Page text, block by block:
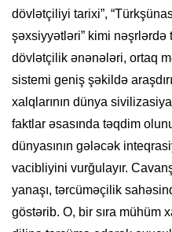
dövlətçiliyi tarixi”,
şəxsiyyətləri” kimi nəşrlərdə
dövlətçilik ənənələri, ortaq
sistemi geniş şəkildə
xalqlarının dünya
faktlar əsasında təqdim
dünyasının gələcək
vacibliyini vurğulayır.
yanaşı, tərcüməçilik
göstərib. O, bir sıra mühüm